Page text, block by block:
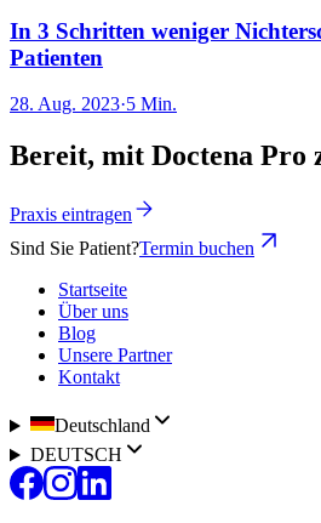
In 3 Schritten weniger
Patienten
28. Aug. 2023·5 Min.
Bereit, mit Doctena Pro
Praxis eintragen
Sind Sie Patient?Termin buchen
Startseite
Über uns
Blog
Unsere Partner
Kontakt
Deutschland
DEUTSCH